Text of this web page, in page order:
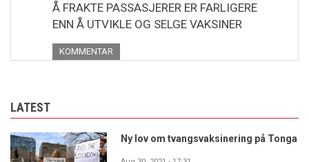
Å FRAKTE PASSASJERER ER FARLIGERE
ENN Å UTVIKLE OG SELGE VAKSINER
KOMMENTAR
LATEST
Ny lov om tvangsvaksinering på Tonga